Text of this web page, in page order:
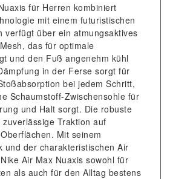
für Herren kombiniert
mit einem futuristischen
verfügt über ein atmungsaktives
das für optimale
und den Fuß angenehm kühl
in der Ferse sorgt für
bei jedem Schritt,
Schaumstoff-Zwischensohle für
und Halt sorgt. Die robuste
Traktion auf
Mit seinem
und der charakteristischen Air
Air Max Nuaxis sowohl für
als auch für den Alltag bestens